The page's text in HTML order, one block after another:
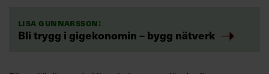
Lisa Gunnarsson:
Bli trygg i gigekonomin – bygg nätverk